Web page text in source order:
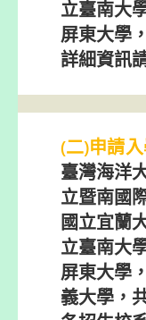
立臺南大
屏東大學
詳細資訊
(二)申請
臺灣海洋
立暨南國
國立宜蘭
立臺南大
屏東大學
義大學，